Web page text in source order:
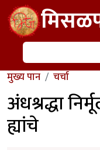
Skip to main content
शोध
मुख्य पान चर्चा
अंधश्रद्धा
ह्यांचे